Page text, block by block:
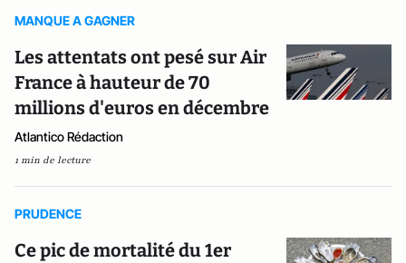
MANQUE A GAGNER
Les attentats ont pesé sur Air
France à hauteur de 70
millions d'euros en décembre
Atlantico Rédaction
1 min de lecture
PRUDENCE
Ce pic de mortalité du 1er